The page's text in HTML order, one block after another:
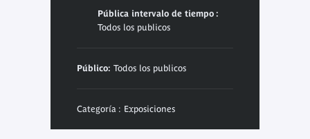
Pública intervalo de tiempo :
Todos los publicos
Público: Todos los publicos
Categoría : Exposiciones